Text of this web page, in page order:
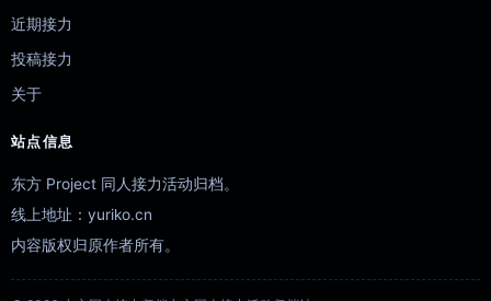
近期接力
投稿接力
关于
站点信息
东方 Project 同人接力活动归档。
线上地址：yuriko.cn
内容版权归原作者所有。